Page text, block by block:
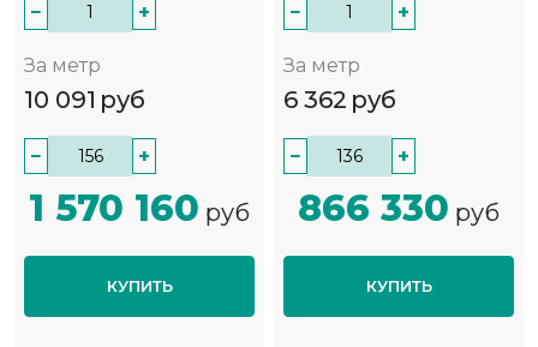
− +
За метр
10 091 руб
− +
1 570 160 руб
КУПИТЬ
− +
За метр
6 362 руб
− +
866 330 руб
КУПИТЬ